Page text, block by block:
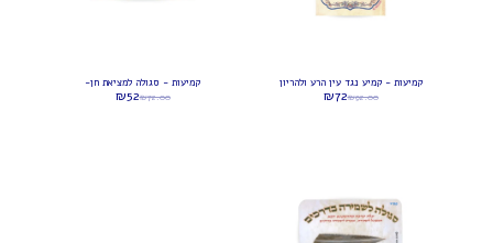
קמיעות - קמיע נגד עין הרע ולהריון
₪92.00
₪72
קמיעות - סגולה למציאת חן-
₪72.00
₪52